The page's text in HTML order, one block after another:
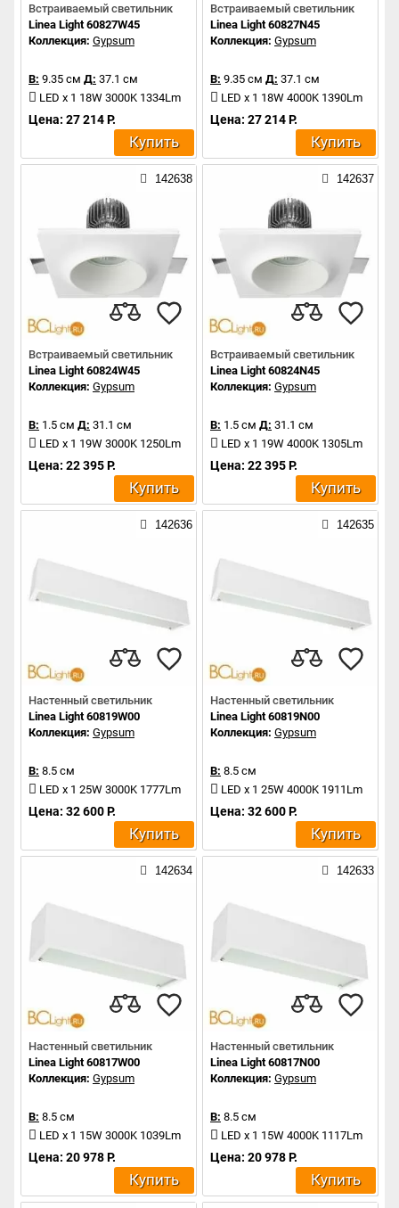
Встраиваемый светильник
Linea Light 60827W45
Коллекция: Gypsum
В: 9.35 см Д: 37.1 см
LED x 1 18W 3000K 1334Lm
Цена: 27 214 Р.
Купить
Встраиваемый светильник
Linea Light 60827N45
Коллекция: Gypsum
В: 9.35 см Д: 37.1 см
LED x 1 18W 4000K 1390Lm
Цена: 27 214 Р.
Купить
142638
Встраиваемый светильник
Linea Light 60824W45
Коллекция: Gypsum
В: 1.5 см Д: 31.1 см
LED x 1 19W 3000K 1250Lm
Цена: 22 395 Р.
Купить
142637
Встраиваемый светильник
Linea Light 60824N45
Коллекция: Gypsum
В: 1.5 см Д: 31.1 см
LED x 1 19W 4000K 1305Lm
Цена: 22 395 Р.
Купить
142636
Настенный светильник
Linea Light 60819W00
Коллекция: Gypsum
В: 8.5 см
LED x 1 25W 3000K 1777Lm
Цена: 32 600 Р.
Купить
142635
Настенный светильник
Linea Light 60819N00
Коллекция: Gypsum
В: 8.5 см
LED x 1 25W 4000K 1911Lm
Цена: 32 600 Р.
Купить
142634
Настенный светильник
Linea Light 60817W00
Коллекция: Gypsum
В: 8.5 см
LED x 1 15W 3000K 1039Lm
Цена: 20 978 Р.
Купить
142633
Настенный светильник
Linea Light 60817N00
Коллекция: Gypsum
В: 8.5 см
LED x 1 15W 4000K 1117Lm
Цена: 20 978 Р.
Купить